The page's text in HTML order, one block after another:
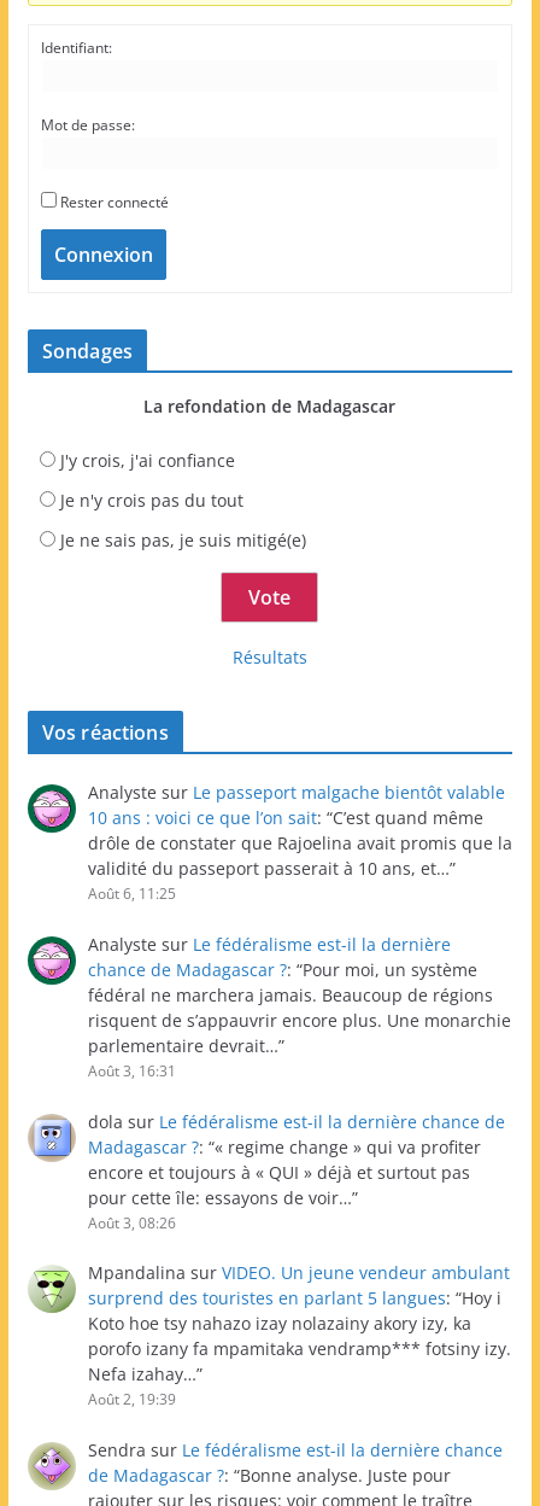
Identifiant:
Mot de passe:
Rester connecté
Connexion
Sondages
La refondation de Madagascar
J'y crois, j'ai confiance
Je n'y crois pas du tout
Je ne sais pas, je suis mitigé(e)
Résultats
Vos réactions
Analyste sur Le passeport malgache bientôt valable
10 ans : voici ce que l’on sait: “C’est quand même
drôle de constater que Rajoelina avait promis que la
validité du passeport passerait à 10 ans, et…”
Août 6, 11:25
Analyste sur Le fédéralisme est-il la dernière
chance de Madagascar ?: “Pour moi, un système
fédéral ne marchera jamais. Beaucoup de régions
risquent de s’appauvrir encore plus. Une monarchie
parlementaire devrait…”
Août 3, 16:31
dola sur Le fédéralisme est-il la dernière chance de
Madagascar ?: “« regime change » qui va profiter
encore et toujours à « QUI » déjà et surtout pas
pour cette île: essayons de voir…”
Août 3, 08:26
Mpandalina sur VIDEO. Un jeune vendeur ambulant
surprend des touristes en parlant 5 langues: “Hoy i
Koto hoe tsy nahazo izay nolazainy akory izy, ka
porofo izany fa mpamitaka vendramp*** fotsiny izy.
Nefa izahay…”
Août 2, 19:39
Sendra sur Le fédéralisme est-il la dernière chance
de Madagascar ?: “Bonne analyse. Juste pour
rajouter sur les risques: voir comment le traître